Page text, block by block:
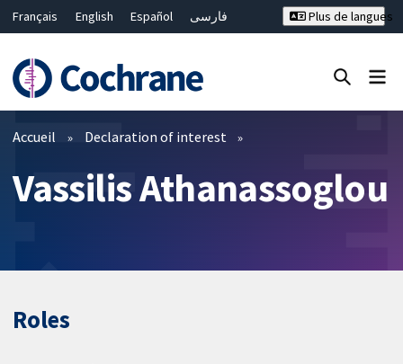
Français English Español
فارسی
Bahasa Malaysia
ไทย
繁體中文
简体中文
Plus de langues
Filtres
Accueil Declaration of interest
Vassilis Athanassoglou
Roles